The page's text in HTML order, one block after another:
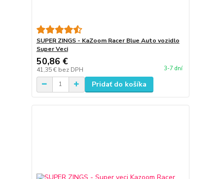
SUPER ZINGS - KaZoom Racer Blue Auto vozidlo
Super Veci
50,86 €
41,35 € bez DPH 3-7 dní
Pridať do košíka